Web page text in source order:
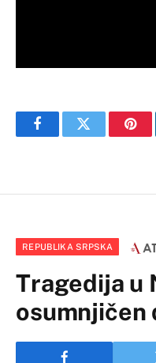
FacebookTwitter
REPUBLIKA SRPSKA
Tragedija u
osumnjičen